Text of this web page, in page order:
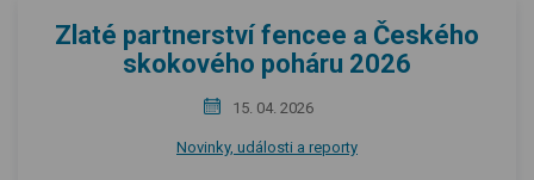
Zlaté partnerství fencee a Českého
skokového poháru 2026
15. 04. 2026
Novinky, události a reporty